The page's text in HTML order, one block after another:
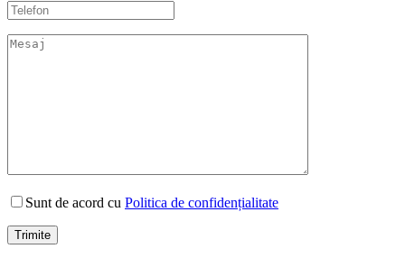
Sunt de acord cu Politica de confidențialitate